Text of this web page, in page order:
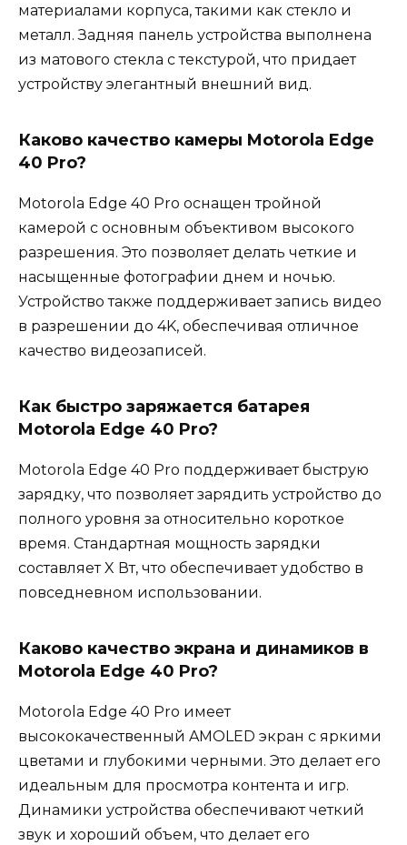
материалами корпуса, такими как стекло и
металл. Задняя панель устройства выполнена
из матового стекла с текстурой, что придает
устройству элегантный внешний вид.
Каково качество камеры Motorola Edge
40 Pro?
Motorola Edge 40 Pro оснащен тройной
камерой с основным объективом высокого
разрешения. Это позволяет делать четкие и
насыщенные фотографии днем и ночью.
Устройство также поддерживает запись видео
в разрешении до 4K, обеспечивая отличное
качество видеозаписей.
Как быстро заряжается батарея
Motorola Edge 40 Pro?
Motorola Edge 40 Pro поддерживает быструю
зарядку, что позволяет зарядить устройство до
полного уровня за относительно короткое
время. Стандартная мощность зарядки
составляет X Вт, что обеспечивает удобство в
повседневном использовании.
Каково качество экрана и динамиков в
Motorola Edge 40 Pro?
Motorola Edge 40 Pro имеет
высококачественный AMOLED экран с яркими
цветами и глубокими черными. Это делает его
идеальным для просмотра контента и игр.
Динамики устройства обеспечивают четкий
звук и хороший объем, что делает его